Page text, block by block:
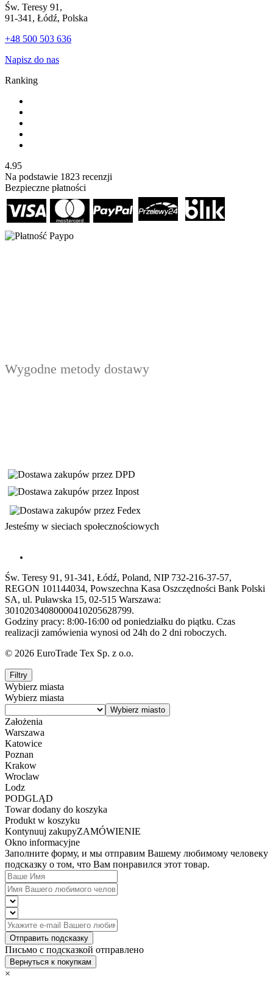
Św. Teresy 91,
91-341, Łódź, Polska
+48 500 503 636
Napisz do nas
Ranking
4.95
Na podstawie 1823 recenzji
Bezpieczne płatności
Wygodne metody dostawy
Jesteśmy w sieciach społecznościowych
Św. Teresy 91, 91-341, Łódź, Poland, NIP 732-216-37-57,
REGON 101144034, Powszechna Kasa Oszczędności Bank Polski
SA, ul. Puławska 15, 02-515 Warszawa:
30102034080000410205628799.
Godziny pracy: 8:00-16:00 od poniedziałku do piątku. Czas
realizacji zamówienia wynosi od 24h do 2 dni roboczych.
© 2026 EuroTrade Tex Sp. z o.o.
Filtry
Wybierz miasta
Wybierz miasta
Założenia
Warszawa
Katowice
Poznan
Krakow
Wroclaw
Lodz
PODGLĄD
Towar dodany do koszyka
Produkt w koszyku
Kontynuuj zakupyZAMÓWIENIE
Okno informacyjne
Заполните форму, и мы отправим Вашему любимому человеку
подсказку о том, что Вам понравился этот товар.
Отправить подсказку
Письмо с подсказкой отправлено
Вернуться к покупкам
×